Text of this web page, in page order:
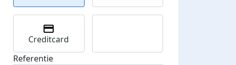
Creditcard
Referentie